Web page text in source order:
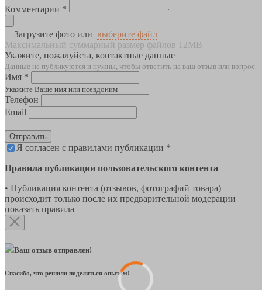
Комментарии *
Загрузите фото или выберите файл
Максимальный суммарный размер файлов 12MB
Укажите, пожалуйста, контактные данные
Данные не публикуются и нужны, чтобы ответить на ваш отзыв или вопрос
Имя *
Укажите Ваше имя или псевдоним
Телефон
Email
Отправить
Я согласен с правилами публикации *
Правила публикации пользовательского контента
• Публикация контента (отзывов, фотографий товара)
происходит только после их предварительной модерации
показать правила
Ваш отзыв отправлен!
Спасибо, что решили поделиться опытом!